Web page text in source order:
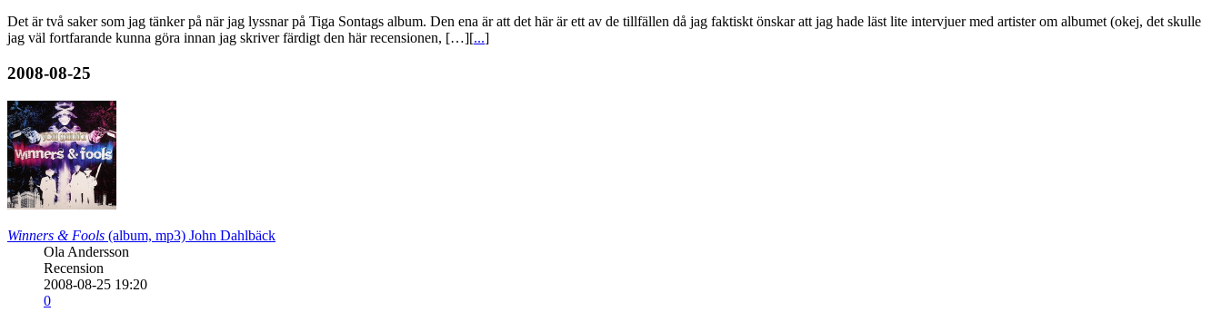
Det är två saker som jag tänker på när jag lyssnar på Tiga Sontags album. Den ena är att det här är ett av de tillfällen då jag faktiskt önskar att jag hade läst lite intervjuer med artister om albumet (okej, det skulle
jag väl fortfarande kunna göra innan jag skriver färdigt den här recensionen, […][...]
2008-08-25
Winners & Fools (album, mp3) John Dahlbäck
Ola Andersson
Recension
2008-08-25 19:20
0